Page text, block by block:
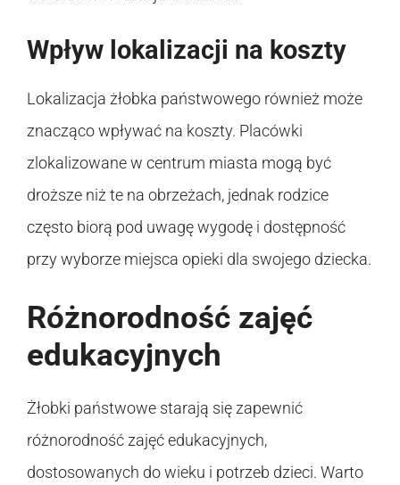
Wpływ lokalizacji na koszty
Lokalizacja żłobka państwowego również może
znacząco wpływać na koszty. Placówki
zlokalizowane w centrum miasta mogą być
droższe niż te na obrzeżach, jednak rodzice
często biorą pod uwagę wygodę i dostępność
przy wyborze miejsca opieki dla swojego dziecka.
Różnorodność zajęć
edukacyjnych
Żłobki państwowe starają się zapewnić
różnorodność zajęć edukacyjnych,
dostosowanych do wieku i potrzeb dzieci. Warto